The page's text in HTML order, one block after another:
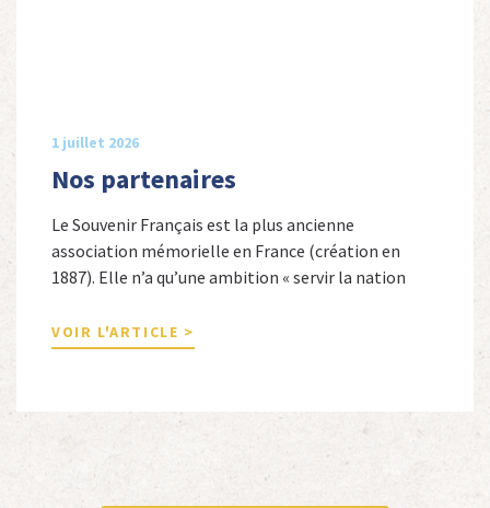
1 juillet 2026
Nos partenaires
Le Souvenir Français est la plus ancienne
association mémorielle en France (création en
1887). Elle n’a qu’une ambition « servir la nation
nationale de la France. Afin d’atteindre cet objectif,
Le Souvenir Français entretient des liens amicaux
totalité ou partiellement afin de faire vivre […]
VOIR L'ARTICLE >